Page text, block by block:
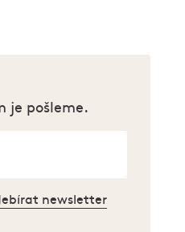
je pošleme.
newsletter